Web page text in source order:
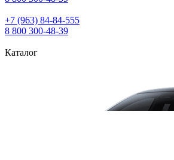
+7 (963) 84‑84‑555
8 800 300‑48‑39
Каталог